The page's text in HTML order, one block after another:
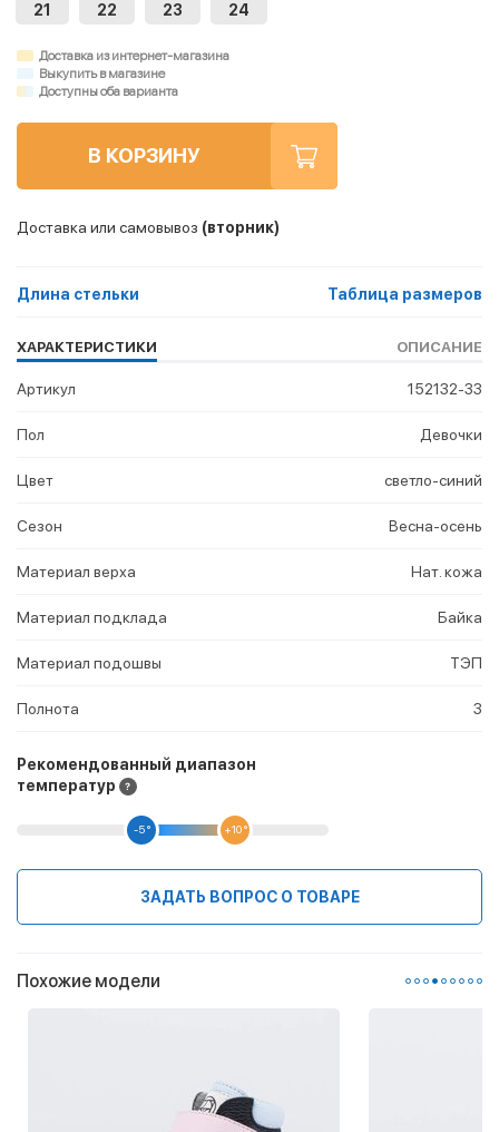
21 22 23 24
Доставка из интернет-магазина
Выкупить в магазине
Доступны оба варианта
В КОРЗИНУ
Доставка или самовывоз (вторник)
Длина стельки Таблица размеров
ХАРАКТЕРИСТИКИ ОПИСАНИЕ
Артикул 152132-33
Пол Девочки
Цвет светло-синий
Сезон Весна-осень
Материал верха Нат. кожа
Материал подклада Байка
Материал подошвы ТЭП
Полнота 3
Рекомендованный диапазон
температур
-5 ° +10 °
ЗАДАТЬ ВОПРОС О ТОВАРЕ
Похожие модели